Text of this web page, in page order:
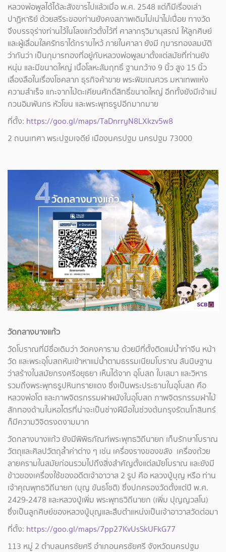
หลวงพ่อพูลได้ได้ละสังขารไปแล้วเมื่อ พ.ศ. 2548 แต่ก็มีเรื่องเล่า
ปาฏิหาริย์ ด้วยสรีระของท่านยังคงสภาพเดิมไม่เน่าไม่เปื่อย ทางวัด
จึงบรรจุร่างท่านไว้ในโลงแก้วตั้งไว้ที่ ศาลากรุวิมานุสรณ์ ให้ลูกศิษย์
และผู้เลื่อมใสศรัทธาได้กราบไหว้ ภายในศาลา ยังมี กุมารทองสมบัติ
ว่ากันว่า เป็นกุมารทองที่อยู่กับหลวงพ่อพูลมาตั้งแต่สมัยที่ท่านยัง
หนุ่ม และมีขนาดใหญ่ เนื้อโลหะสัมฤทธิ์ ฐานกว้าง 9 นิ้ว สูง 15 นิ้ว
เลื่องลือในเรื่องโชคลาภ ธุรกิจค้าขาย พระพิฆเณศวร มหาเทพแห่ง
ความสำเร็จ แกะจากไม้ตะเคียนศักดิ์สิทธิ์ขนาดใหญ่ อีกทั้งยังมีเจ้าแม่
กวนอิมพันกร หัวโขน และพระพุทธรูปอีกมากมาย
ที่ตั้ง: https://goo.gl/maps/TaDnrryN8LXkzv5w8
2 ถนนเทศา พระปฐมเจดีย์ เมืองนครปฐม นครปฐม 73000
วัดกลางบางแก้ว
วัดโบราณที่มีชื่อเดิมว่า วัดคงคาราม ด้วยมีที่ตั้งติดแม่น้ำท่าจีน หน้า
วัด และพระอุโบสถหันเข้าหาแม่น้ำตามธรรมเนียมโบราณ สันนิษฐาน
ว่าสร้างในสมัยกรงศรีอยุธยา เห็นได้จาก อุโบสถ ใบเสมา และวิหาร
รวมถึงพระพุทธรูปหินทรายแดง ซึ่งเป็นพระประธานในอุโบสถ คือ
หลวงพ่อโต และภาพจิตรกรรมฝาผนังในอุโบสถ ภาพจิตรกรรมฝาไม้
สักทองด้านในหอไตรที่น่าจะเป็นช่างฝีมือในช่วงต้นกรุงรัตนโกสินทร์
ก็มีความวิจิตรงดงามมาก
วัดกลางบางแก้ว ยังมีพิพิธภัณฑ์พระพุทธวิถีนายก เก็บรักษาโบราณ
วัตถุและศิลปวัตถุล้ำค่าต่าง ๆ เช่น เครื่องรางของขลัง เครื่องถ้วย
ลายครามในสมัยก่อนรวมไปถึงสิ่งสำคัญตั้งแต่สมัยโบราณ และยังมี
ข้าวของเครื่องใช้ของอดีตเจ้าอาวาส 2 รูป คือ หลวงปู่บุญ หรือ ท่าน
เจ้าคุณพุทธวิถีนายก (บุญ ขันธโชติ) ซึ่งปกครองวัดตั้งแต่ปี พ.ศ.
2429-2478 และหลวงปู่เพิ่ม พระพุทธวิถีนายก (เพิ่ม ปุญญวสโน)
ซึ่งเป็นลูกศิษย์ของหลวงปู่บุญและสืบตำแหน่งเป็นเจ้าอาวาสวัดต่อมา
ที่ตั้ง: https://goo.gl/maps/7pp27KvUsSkUFkG77
113 หมู่ 2 ตำบลนครชัยศรี อำเภอนครชัยศรี จังหวัดนครปฐม